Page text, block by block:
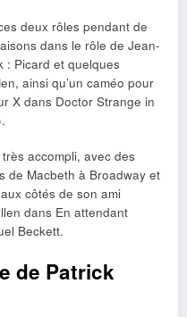
deux rôles pendant de
dans le rôle de Jean-
: Picard et quelques
ainsi qu’un caméo pour
X dans Doctor Strange in
accompli, avec des
de Macbeth à Broadway et
côtés de son ami
dans En attendant
Beckett.
de Patrick